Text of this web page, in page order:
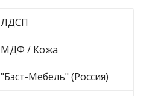
ЛДСП
МДФ / Кожа
"Бэст-Мебель" (Россия)